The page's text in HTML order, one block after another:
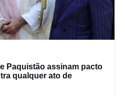
Paquistão assinam pacto
qualquer ato de